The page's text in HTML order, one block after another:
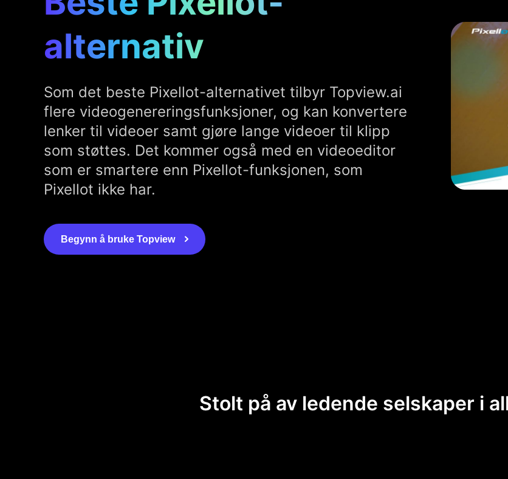
alternativ
Som det beste Pixellot-alternativet tilbyr Topview.ai
flere videogenereringsfunksjoner, og kan konvertere
lenker til videoer samt gjøre lange videoer til klipp
som støttes. Det kommer også med en videoeditor
som er smartere enn Pixellot-funksjonen, som
Pixellot ikke har.
Begynn å bruke Topview
Stolt på av ledende selskaper i